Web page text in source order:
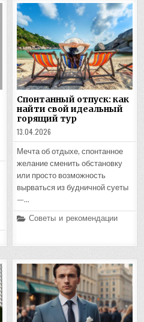
Спонтанный отпуск: как
найти свой идеальный
горящий тур
13.04.2026
Мечта об отдыхе, спонтанное
желание сменить обстановку
или просто возможность
вырваться из будничной суеты
—…
Posted
Советы и рекомендации